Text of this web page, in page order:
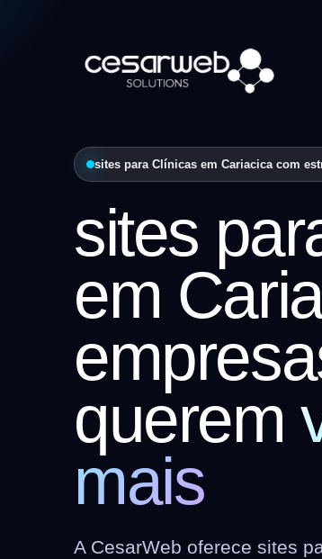
sites para Clínicas em Cariacica com
sites
em
querem
mais
A CesarWeb oferece sites